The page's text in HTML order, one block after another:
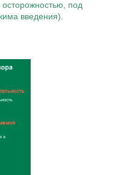
под
введения).